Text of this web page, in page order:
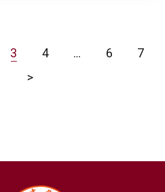
3 4 … 6
7
>